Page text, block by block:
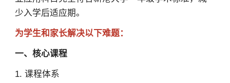
少入学后适应期。
为学生和家长解决以下难题：
一、核心课程
1. 课程体系